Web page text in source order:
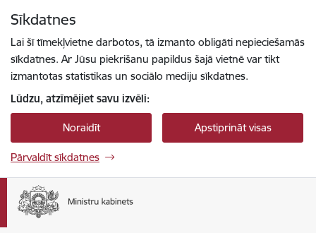
Sīkdatnes
Lai šī tīmekļvietne darbotos, tā izmanto obligāti nepieciešamās
sīkdatnes. Ar Jūsu piekrišanu papildus šajā vietnē var tikt
izmantotas statistikas un sociālo mediju sīkdatnes.
Lūdzu, atzīmējiet savu izvēli:
Noraidīt Apstiprināt visas
Pārvaldīt sīkdatnes